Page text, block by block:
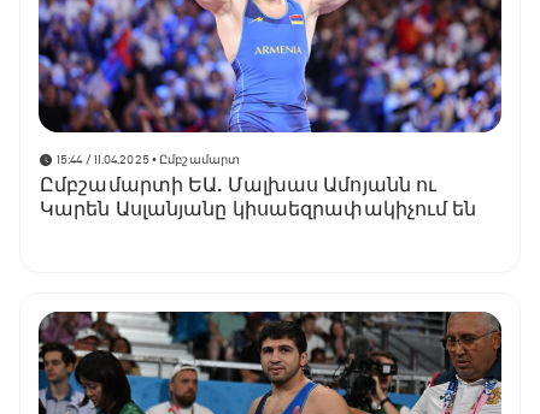
15:44 / 11.04.2025• Ըմբշամարտ
Ըմբշամարտի ԵԱ. Մալխաս Ամոյանն ու
Կարեն Ասլանյանը կիսաեզրափակիչում են